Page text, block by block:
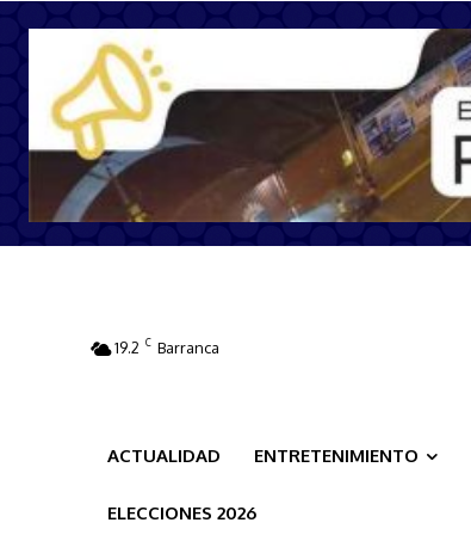
19.2 C Barranca
ACTUALIDAD ENTRETENIMIENTO
ELECCIONES 2026